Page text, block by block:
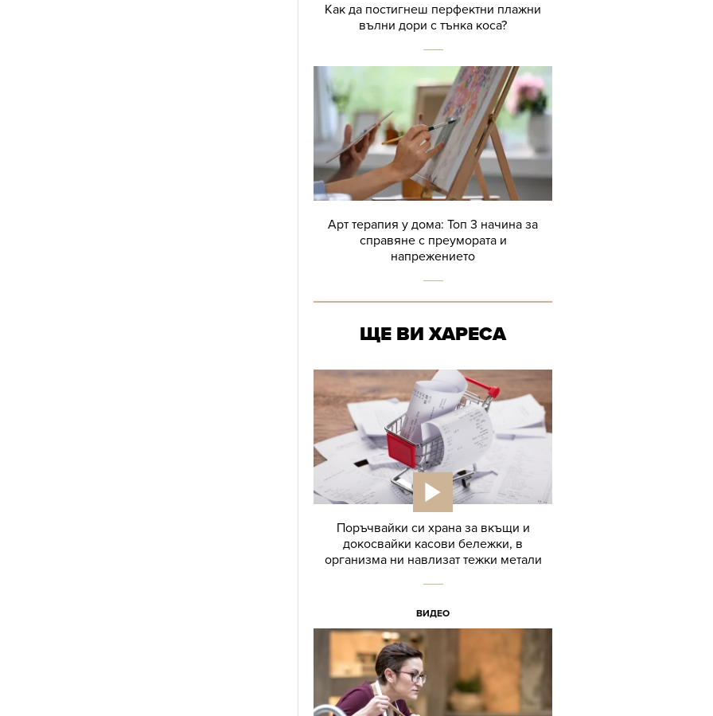
Как да постигнеш перфектни плажни
вълни дори с тънка коса?
Арт терапия у дома: Топ 3 начина за
справяне с преумората и
напрежението
ЩЕ ВИ ХАРЕСА
Поръчвайки си храна за вкъщи и
докосвайки касови бележки, в
организма ни навлизат тежки метали
ВИДЕО